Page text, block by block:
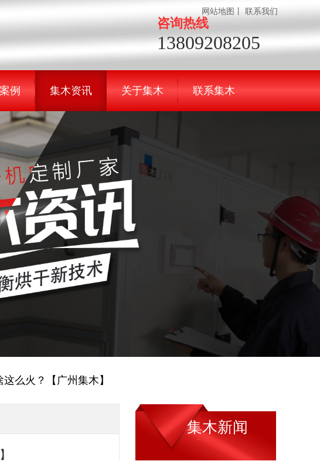
网站地图 联系我们
咨询热线
13809208205
例 集木资讯 关于集木 联系集木
么火？【广州集木】
集木新闻